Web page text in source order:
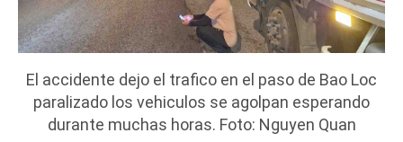
El accidente dejo el trafico en el paso de Bao Loc
paralizado los vehiculos se agolpan esperando
durante muchas horas. Foto: Nguyen Quan